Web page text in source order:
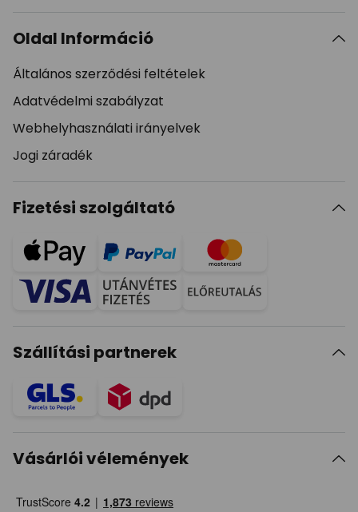
Oldal Információ
Általános szerződési feltételek
Adatvédelmi szabályzat
Webhelyhasználati irányelvek
Jogi záradék
Fizetési szolgáltató
Szállítási partnerek
Vásárlói vélemények